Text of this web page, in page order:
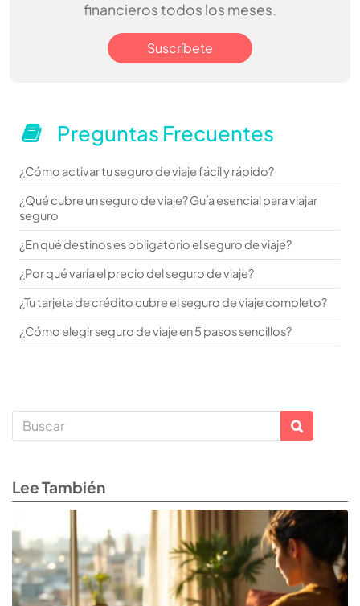
financieros todos los meses.
Suscríbete
Preguntas Frecuentes
¿Cómo activar tu seguro de viaje fácil y rápido?
¿Qué cubre un seguro de viaje? Guía esencial para viajar
seguro
¿En qué destinos es obligatorio el seguro de viaje?
¿Por qué varía el precio del seguro de viaje?
¿Tu tarjeta de crédito cubre el seguro de viaje completo?
¿Cómo elegir seguro de viaje en 5 pasos sencillos?
Lee También